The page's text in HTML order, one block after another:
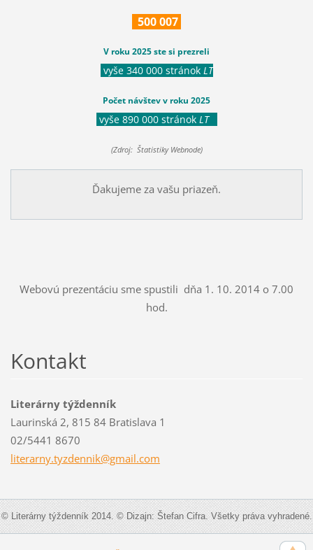
500007
V roku 2025 ste si prezreli
vyše 340 000 stránok LT
Počet návštev v roku 2025
vyše 890 000 stránok LT
(Zdroj: Štatistiky Webnode)
Ďakujeme za vašu priazeň.
Webovú prezentáciu sme spustili dňa 1. 10. 2014 o 7.00
hod.
Kontakt
Literárny týždenník
Laurinská 2, 815 84 Bratislava 1
02/5441 8670
literarny.tyzdennik@gmail.com
© Literárny týždenník 2014. © Dizajn: Štefan Cifra. Všetky práva vyhradené.